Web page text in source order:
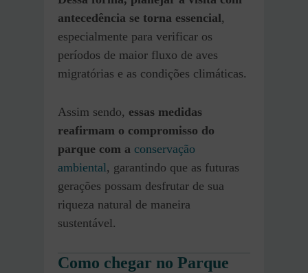
antecedência se torna essencial,
especialmente para verificar os
períodos de maior fluxo de aves
migratórias e as condições climáticas.
Assim sendo, essas medidas
reafirmam o compromisso do
parque com a conservação
ambiental, garantindo que as futuras
gerações possam desfrutar de sua
riqueza natural de maneira
sustentável.
Como chegar no Parque